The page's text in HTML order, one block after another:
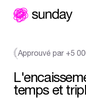
contenu
Approuvé par +5
temps et